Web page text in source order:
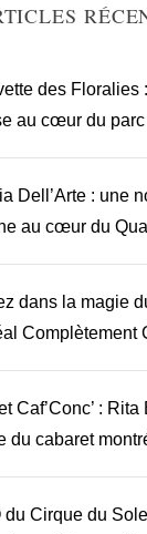
des Floralies
au cœur du
Dell’Arte : une
au cœur du
dans la magie
Complètement
Caf’Conc’ :
du cabaret
du Cirque du